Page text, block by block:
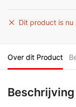
Dit product is nu
Over dit Product
Beschrijving